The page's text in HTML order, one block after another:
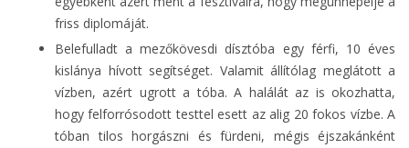
friss diplomáját.
Belefulladt a mezőkövesdi dísztóba egy férfi, 10 éves
kislánya hívott segítséget. Valamit állítólag meglátott a
vízben, azért ugrott a tóba. A halálát az is okozhatta,
hogy felforrósodott testtel esett az alig 20 fokos vízbe. A
tóban tilos horgászni és fürdeni, mégis éjszakánként